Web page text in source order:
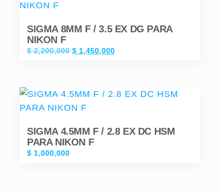
SIGMA 8MM F / 3.5 EX DG PARA
NIKON F
$2,200,000 $ 1,450,000
SIGMA 4.5MM F / 2.8 EX DC HSM
PARA NIKON F
$ 1,000,000